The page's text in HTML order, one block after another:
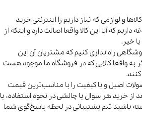
و لوازمی که نیاز داریم را اینترنتی خرید
که آیا این کالا واقعا اصالت دارد و اینکه از
خیر.
راه‌اندازی کنیم که مشتریان آن این
به واقعا کالایی که در فروشگاه ما موجود هست
اصیل و با کیفیت را با مناسب‌ترین قیمت
از خرید هر سوال یا چالشی در نحوه استفاده، یا
باشید تیم پشتیبانی در لحظه پاسخ‌گوی شما